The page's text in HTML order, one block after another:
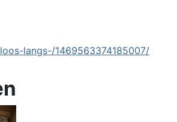
langs-/1469563374185007/